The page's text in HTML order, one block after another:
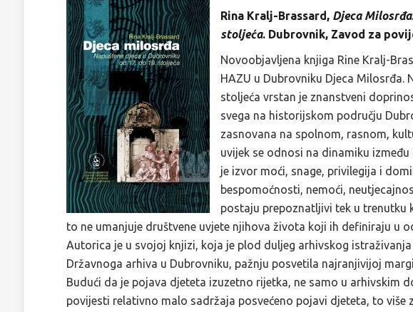
Rina Kralj-Brassard, Djeca
stoljeća. Dubrovnik, Zavod za
Novoobjavljena knjiga Rine Kralj-
HAZU u Dubrovniku Djeca Milosrđa.
stoljeća vrstan je znanstveni
svega na historijskom području
zasnovana na spolnom, rasnom,
uvijek se odnosi na dinamiku
je izvor moći, snage, privilegija i
bespomoćnosti, nemoći,
postaju prepoznatljivi tek u trenutku
to ne umanjuje društvene uvjete njihova života koji ih definiraju u
Autorica je u svojoj knjizi, koja je plod duljeg arhivskog
Državnoga arhiva u Dubrovniku, pažnju posvetila najranjivijoj
Budući da je pojava djeteta izuzetno rijetka, ne samo u arhivskim
povijesti relativno malo sadržaja posvećeno pojavi djeteta, to više